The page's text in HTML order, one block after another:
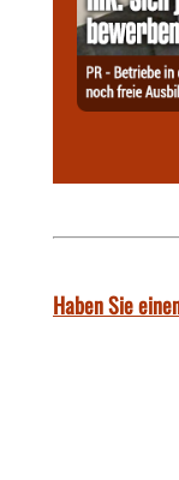
Haben Sie